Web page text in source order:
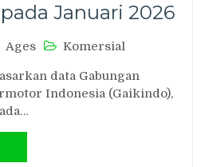
Januari 2026
Ages Komersial
data Gabungan
Indonesia (Gaikindo),